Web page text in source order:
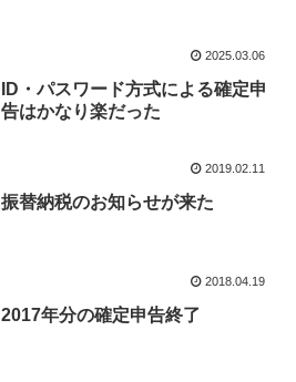
2025.03.06
ID・パスワード方式による確定申
告はかなり楽だった
2019.02.11
振替納税のお知らせが来た
2018.04.19
2017年分の確定申告終了